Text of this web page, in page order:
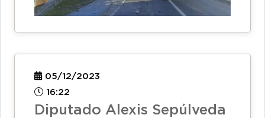
05/12/2023
16:22
Diputado Alexis Sepúlveda